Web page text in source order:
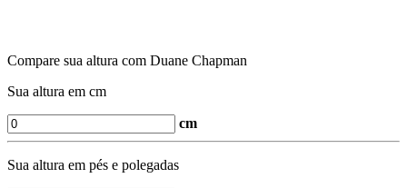
Compare sua altura com Duane Chapman
Sua altura em cm
cm
Sua altura em pés e polegadas